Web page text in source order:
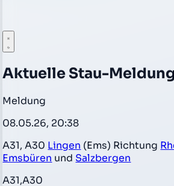
Aktuelle Stau-
Meldung
08.05.26, 20:38
A31, A30 Lingen (Ems) Richtung
Emsbüren und Salzbergen
A31,A30